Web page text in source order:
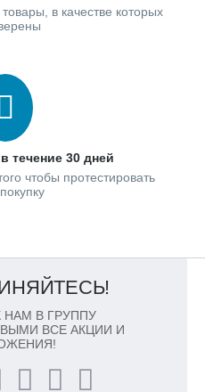
в качестве которых
течение 30 дней
чтобы протестировать
НАМ В ГРУППУ
ВСЕ АКЦИИ И